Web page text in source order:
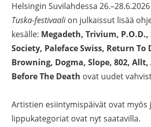
Helsingin Suvilahdessa
Tuska-festivaalion julkaissut lisää
kesälle: Megadeth, Trivium,
Society, Paleface Swiss, Return To
Browning, Dogma, Slope, 802, Allt,
Before The Death ovat uudet
Artistien esiintymispäivät ovat myös
lippukategoriat ovat nyt saatavilla.